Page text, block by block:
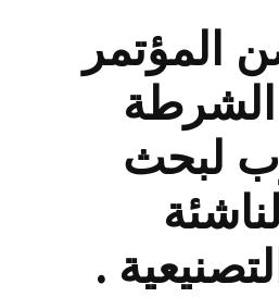
المؤتمر
الشرطة
لبحث
.